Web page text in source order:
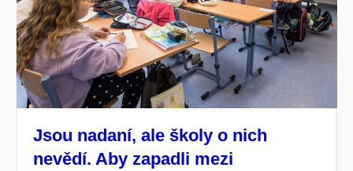
Jsou nadaní, ale školy o nich
nevědí. Aby zapadli mezi